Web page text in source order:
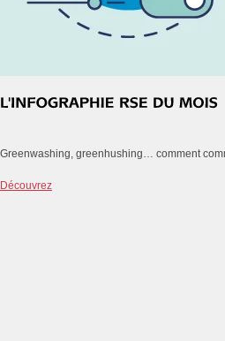
Greenwashing, greenhushing… comment
Découvrez